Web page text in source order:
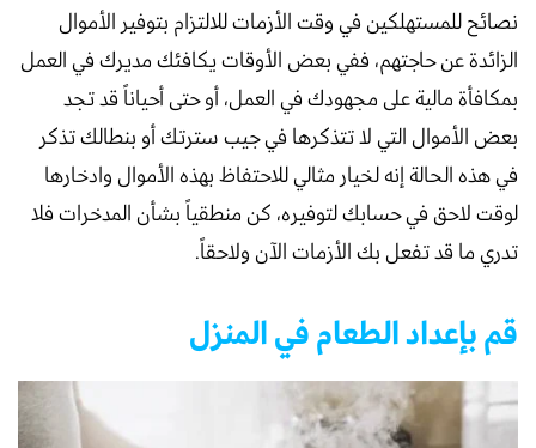
نصائح للمستهلكين في وقت الأزمات للالتزام بتوفير الأموال
الزائدة عن حاجتهم، ففي بعض الأوقات يكافئك مديرك في العمل
بمكافأة مالية على مجهودك في العمل، أو حتى أحياناً قد تجد
بعض الأموال التي لا تتذكرها في جيب سترتك أو بنطالك تذكر
في هذه الحالة إنه لخيار مثالي للاحتفاظ بهذه الأموال وادخارها
لوقت لاحق في حسابك لتوفيره، كن منطقياً بشأن المدخرات فلا
تدري ما قد تفعل بك الأزمات الآن ولاحقاً.
قم بإعداد الطعام في المنزل